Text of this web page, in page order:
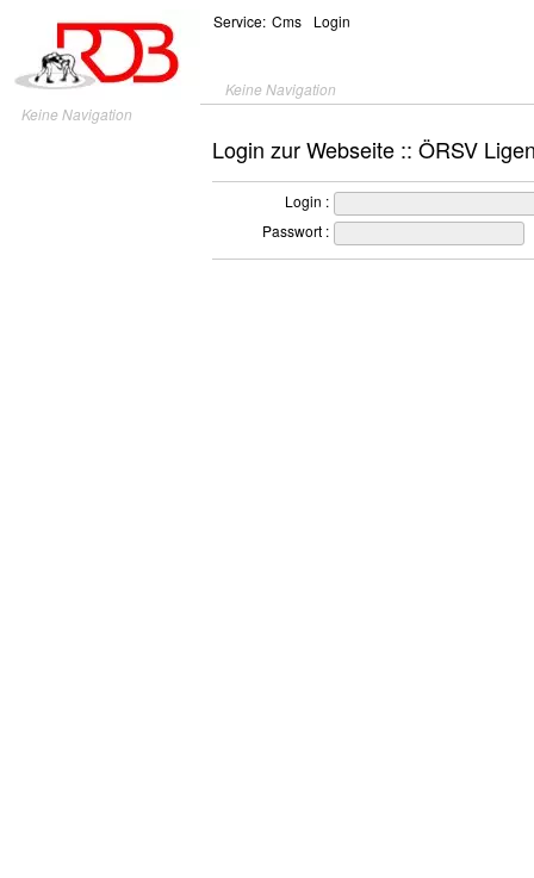
Keine Navigation
Service: Cms Login
Keine Navigation
Login zur Webseite :: ÖRSV
Login :
Passwort :